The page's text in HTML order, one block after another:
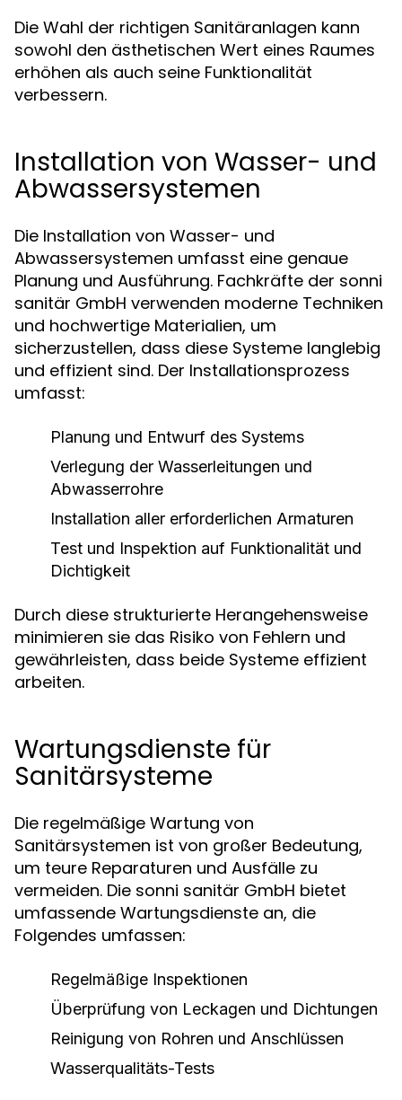
Die Wahl der richtigen Sanitäranlagen kann
sowohl den ästhetischen Wert eines Raumes
erhöhen als auch seine Funktionalität
verbessern.
Installation von Wasser- und
Abwassersystemen
Die Installation von Wasser- und
Abwassersystemen umfasst eine genaue
Planung und Ausführung. Fachkräfte der sonni
sanitär GmbH verwenden moderne Techniken
und hochwertige Materialien, um
sicherzustellen, dass diese Systeme langlebig
und effizient sind. Der Installationsprozess
umfasst:
Planung und Entwurf des Systems
Verlegung der Wasserleitungen und
Abwasserrohre
Installation aller erforderlichen Armaturen
Test und Inspektion auf Funktionalität und
Dichtigkeit
Durch diese strukturierte Herangehensweise
minimieren sie das Risiko von Fehlern und
gewährleisten, dass beide Systeme effizient
arbeiten.
Wartungsdienste für
Sanitärsysteme
Die regelmäßige Wartung von
Sanitärsystemen ist von großer Bedeutung,
um teure Reparaturen und Ausfälle zu
vermeiden. Die sonni sanitär GmbH bietet
umfassende Wartungsdienste an, die
Folgendes umfassen:
Regelmäßige Inspektionen
Überprüfung von Leckagen und Dichtungen
Reinigung von Rohren und Anschlüssen
Wasserqualitäts-Tests